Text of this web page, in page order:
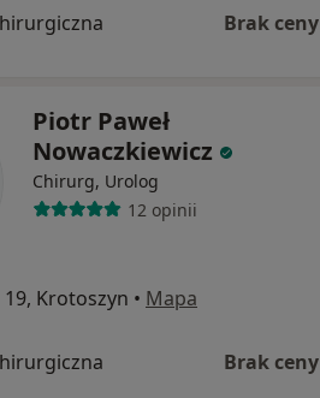
Brak ceny
Piotr Paweł
Nowaczkiewicz
Chirurg, Urolog
12 opinii
19, Krotoszyn • Mapa
Brak ceny